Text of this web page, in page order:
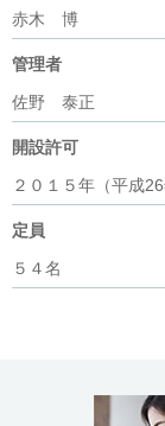
赤木 博
管理者
佐野 泰正
開設許可
２０１５年（平成
定員
５４名